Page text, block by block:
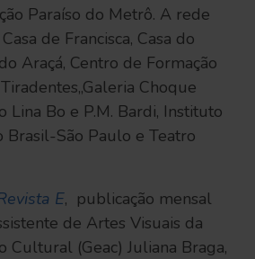
Paraíso do Metrô. A rede
de Francisca, Casa do
Araçá, Centro de Formação
Choque
Lina Bo e P.M. Bardi, Instituto
São Paulo e Teatro
E, publicação mensal
de Artes Visuais da
Cultural (Geac) Juliana Braga,